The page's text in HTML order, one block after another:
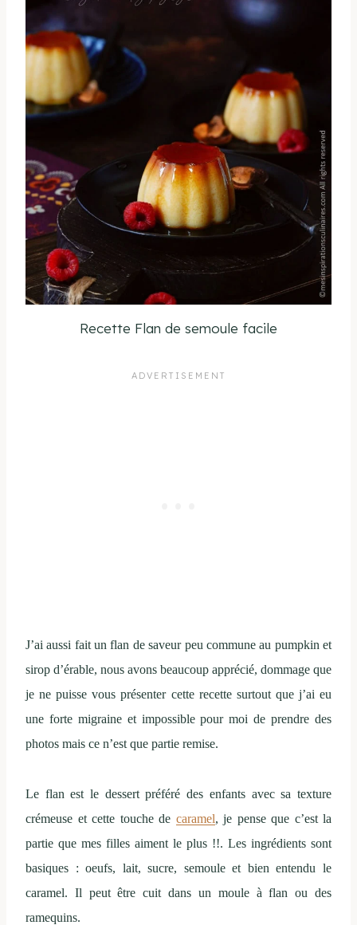
Recette Flan de semoule facile
J’ai aussi fait un flan de saveur peu commune au pumpkin et
sirop d’érable, nous avons beaucoup apprécié, dommage que
je ne puisse vous présenter cette recette surtout que j’ai eu
une forte migraine et impossible pour moi de prendre des
photos mais ce n’est que partie remise.
Le flan est le dessert préféré des enfants avec sa texture
crémeuse et cette touche de caramel, je pense que c’est la
partie que mes filles aiment le plus !!. Les ingrédients sont
basiques : oeufs, lait, sucre, semoule et bien entendu le
caramel. Il peut être cuit dans un moule à flan ou des
ramequins.